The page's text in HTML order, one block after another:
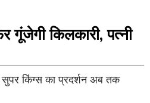
गूंजेगी किलकारी, पत्नी
सुपर किंग्स का प्रदर्शन अब तक